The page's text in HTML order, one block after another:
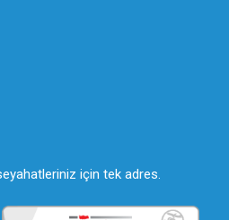
için tek adres.